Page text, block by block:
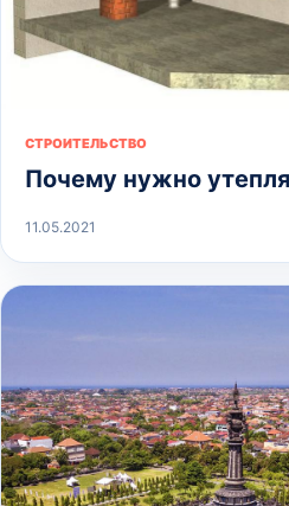
СТРОИТЕЛЬСТВО
Почему нужно
11.05.2021